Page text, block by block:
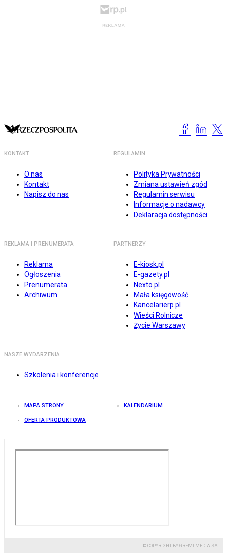
KONTAKT
O nas
Kontakt
Napisz do nas
REGULAMIN
Polityka Prywatności
Zmiana ustawień zgód
Regulamin serwisu
Informacje o nadawcy
Deklaracja dostępności
REKLAMA I PRENUMERATA
Reklama
Ogłoszenia
Prenumerata
Archiwum
PARTNERZY
E-kiosk.pl
E-gazety.pl
Nexto.pl
Mała księgowość
Kancelarierp.pl
Wieści Rolnicze
Życie Warszawy
NASZE WYDARZENIA
Szkolenia i konferencje
MAPA STRONY KALENDARIUM
OFERTA PRODUKTOWA
© COPYRIGHT BY GREMI MEDIA SA